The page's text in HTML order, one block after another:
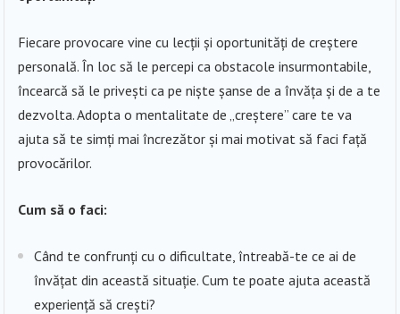
Fiecare provocare vine cu lecții și oportunități de creștere
personală. În loc să le percepi ca obstacole insurmontabile,
încearcă să le privești ca pe niște șanse de a învăța și de a te
dezvolta. Adopta o mentalitate de „creștere” care te va
ajuta să te simți mai încrezător și mai motivat să faci față
provocărilor.
Cum să o faci:
Când te confrunți cu o dificultate, întreabă-te ce ai de
învățat din această situație. Cum te poate ajuta această
experiență să crești?